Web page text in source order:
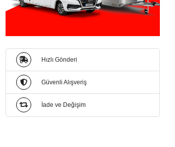
Hızlı Gönderi
Güvenli Alışveriş
İade ve Değişim